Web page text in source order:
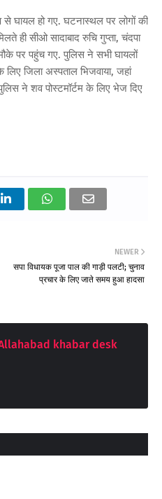
से घायल हो गए. घटनास्थल पर लोगों की
ही सीओ सादाबाद रुचि गुप्ता, चंदपा
पर पहुंच गए. पुलिस ने सभी घायलों
जिला अस्पताल भिजवाया, जहां
ने शव पोस्टमॉर्टम के लिए भेज दिए
NEWER
सपा विधायक पूजा पाल की गाड़ी पलटी; चुनाव
प्रचार के लिए जाते समय हुआ हादसा
khabar desk